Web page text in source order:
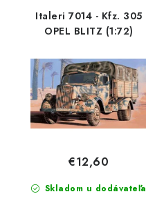
Italeri 7014 - Kfz. 305
OPEL BLITZ (1:72)
Skladom u dodávateľa
€12,60